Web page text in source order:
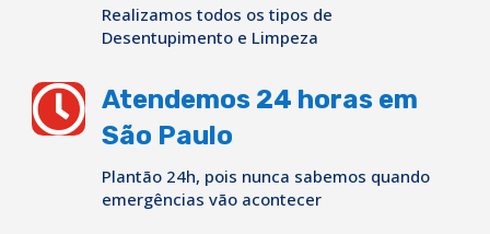
Realizamos todos os tipos de
Desentupimento e Limpeza
 Atendemos 24 horas em
São Paulo
Plantão 24h, pois nunca sabemos quando
emergências vão acontecer